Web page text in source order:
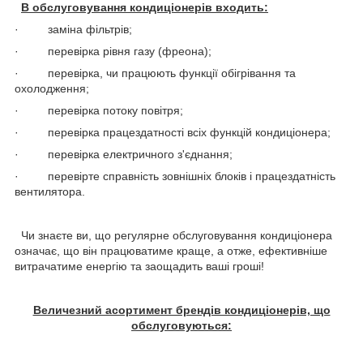
В обслуговування кондиціонерів входить:
· заміна фільтрів;
· перевірка рівня газу (фреона);
· перевірка, чи працюють функції обігрівання та
охолодження;
· перевірка потоку повітря;
· перевірка працездатності всіх функцій кондиціонера;
· перевірка електричного з'єднання;
· перевірте справність зовнішніх блоків і працездатність
вентилятора.
Чи знаєте ви, що регулярне обслуговування кондиціонера
означає, що він працюватиме краще, а отже, ефективніше
витрачатиме енергію та заощадить ваші гроші!
Величезний асортимент брендів кондиціонерів, що
обслуговуються: